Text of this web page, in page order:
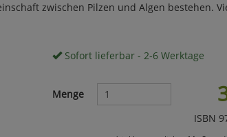
zwischen Pilzen und Algen bestehen.
Sofort lieferbar - 2-6 Werktage
Menge
ISBN